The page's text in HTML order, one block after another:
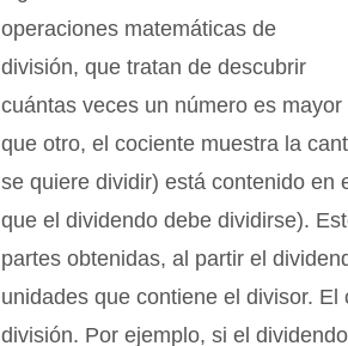
operaciones matemáticas de
división, que tratan de descubrir
cuántas veces un número es mayor
que otro, el cociente muestra la
se quiere dividir) está contenido en
que el dividendo debe dividirse).
partes obtenidas, al partir el
unidades que contiene el divisor.
división. Por ejemplo, si el